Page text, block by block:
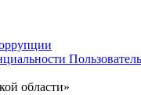
области»